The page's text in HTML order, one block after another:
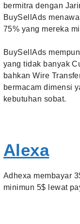
bermitra dengan
BuySellAds
75% yang mereka
BuySellAds
yang tidak banyak
bahkan Wire
bermacam dimensi
kebutuhan sobat.
Alexa
Adhexa membayar
minimun 5$ lewat